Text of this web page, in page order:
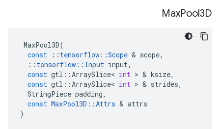
MaxPool3D
MaxPool3D(
const
:: tensorflow ::Scope & scope,
:: tensorflow :: Input input,
const gtl ::ArraySlice< int > & ksize,
const gtl ::ArraySlice< int > & strides,
StringPiece padding,
const MaxPool3D ::Attrs & attrs
)